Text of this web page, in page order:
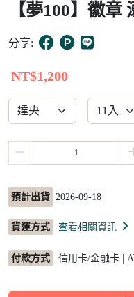
10
【夢100】徽章
分享:
NT$1,200
預計出貨 2026-09-18
貨運方式 查看相關資訊
付款方式 信用卡/金融卡 |